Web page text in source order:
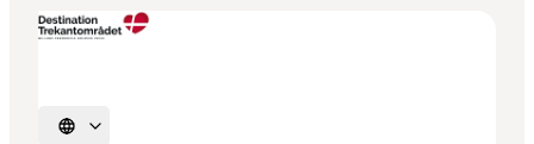
Sprache auswählen